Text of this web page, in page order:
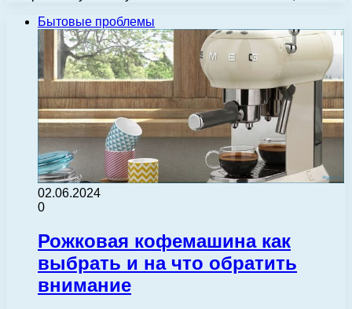
Бытовые проблемы
02.06.2024
0
Рожковая кофемашина как
выбрать и на что обратить
внимание